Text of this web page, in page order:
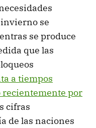
se
se produce
que las
a tiempos
recientemente por
cifras
de las naciones